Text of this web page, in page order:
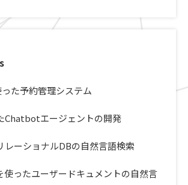
COMPANY
CONTACT
た予約管理システム
Chatbotエージェントの開発
レーショナルDBの自然言語検索
使ったユーザードキュメントの自然言